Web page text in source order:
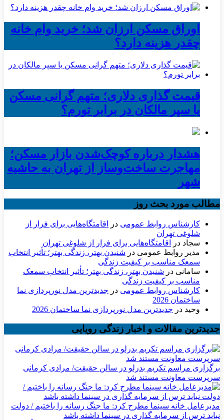
اوراق مسکن ارزان شد؛ خرید وام خانه
چقدر هزینه دارد؟
قیمت گذاری دلاری؛ متهم گرانی مسکن
یا سپر مالکان در برابر تورم؟
هشدار درباره کوچک‌شدن بازار مسکن؛
مهاجرت ساخت‌وساز از تهران به حاشیه‌
شهر
مطالب مورد بحث روز
کارشناس روابط عمومی در
اقامتگاه‌هایی برای فرار از
شلوغی تهران
سجاد در
اقامتگاه‌هایی برای فرار از شلوغی تهران
مدیر روابط عمومی در شنیدن بهتر، زندگی بهتر؛ تأثیر انتخاب
سمعک مناسب بر کیفیت زندگی
سامانی در شنیدن بهتر، زندگی بهتر؛ تأثیر انتخاب سمعک
مناسب بر کیفیت زندگی
کارشناس روابط عمومی در جدیدترین مدل نورپردازی نما
ساختمان 2026
وحید در جدیدترین مدل نورپردازی نما ساختمان 2026
جدیدترین مقالات و اخبار زندگی رویایی
برگزاری مراسم تکریم بدرلو در سالن حقیقت/ مرادی کرمانی
سرپرست معاونت مستند شد
مدیرعامل خانه سینما مطرح‌ کرد: ما جنگ رسانه را باختیم / دولت
نباید ترس از سرمایه گذاری در سینما داشته باشد